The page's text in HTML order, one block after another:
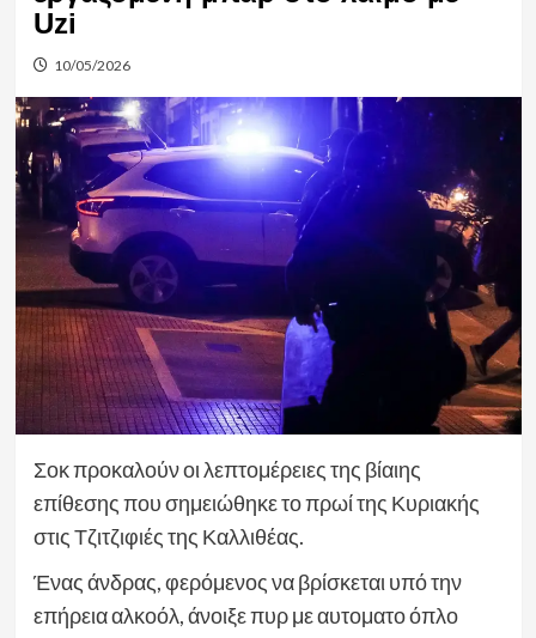
Uzi
10/05/2026
Σοκ προκαλούν οι λεπτομέρειες της βίαιης
επίθεσης που σημειώθηκε το πρωί της Κυριακής
στις Τζιτζιφιές της Καλλιθέας.
Ένας άνδρας, φερόμενος να βρίσκεται υπό την
επήρεια αλκοόλ, άνοιξε πυρ με αυτοματο όπλο